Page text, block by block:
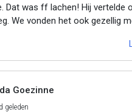
Dat was ff lachen! Hij vertelde
We vonden het ook gezellig
Goezinne
geleden